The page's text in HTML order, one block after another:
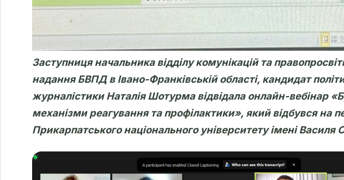
Заступниця начальника відділу комунікацій та
надання БВПД в Івано-Франківській області, кандидат
журналістики Наталія Шотурма відвідала онлайн-вебінар
механізми реагування та профілактики», який відбувся на
Прикарпатського національного університету імені Василя